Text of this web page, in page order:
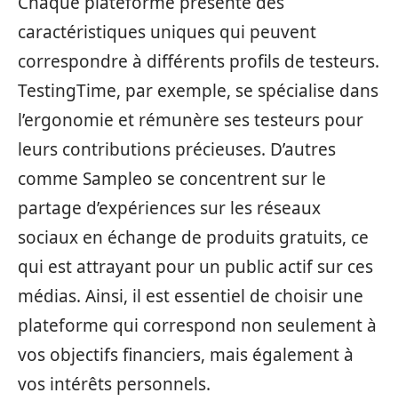
caractéristiques uniques qui peuvent
correspondre à différents profils de testeurs.
TestingTime, par exemple, se spécialise dans
l’ergonomie et rémunère ses testeurs pour
leurs contributions précieuses. D’autres
comme Sampleo se concentrent sur le
partage d’expériences sur les réseaux
sociaux en échange de produits gratuits, ce
qui est attrayant pour un public actif sur ces
médias. Ainsi, il est essentiel de choisir une
plateforme qui correspond non seulement à
vos objectifs financiers, mais également à
vos intérêts personnels.